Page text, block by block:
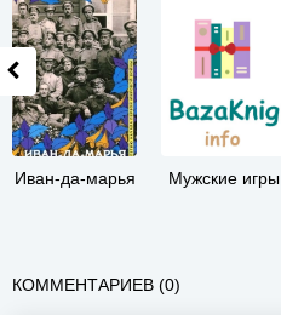
Иван-да-марья Мужские игры
КОММЕНТАРИЕВ (0)